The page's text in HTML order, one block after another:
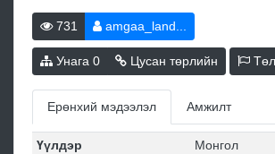
731 amgaa_land...
Унага 0 Цусан төрлийн
Ерөнхий мэдээлэл Амжилт
Үүлдэр
Монгол